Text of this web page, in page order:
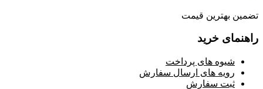
تضمین بهترین قیمت
راهنمای خرید
شیوه های پرداخت
رویه های ارسال سفارش
ثبت سفارش